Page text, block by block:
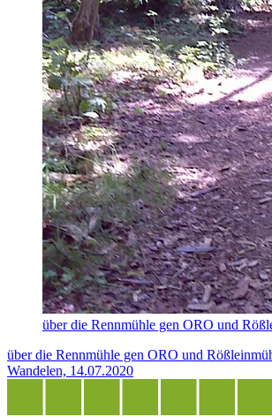
über die Rennmühle gen ORO und
über die Rennmühle gen ORO und
Wandelen, 14.07.2020